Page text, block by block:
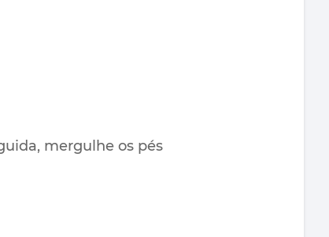
mergulhe os pés